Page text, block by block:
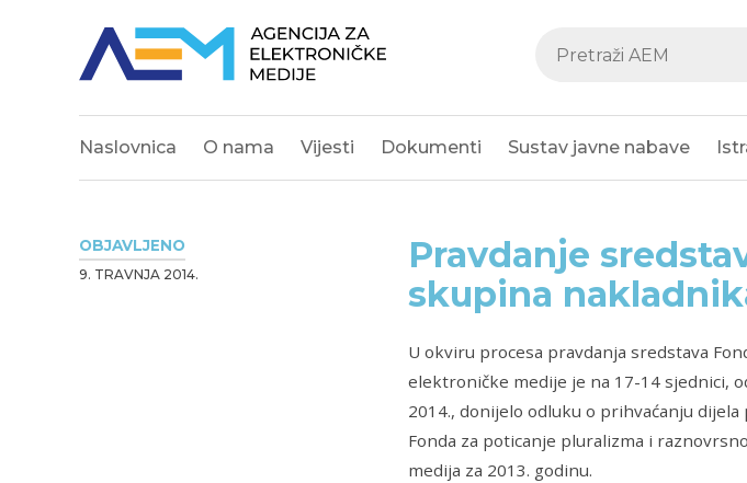
Naslovnica O nama Vijesti Dokumenti Sustav javne nabave
OBJAVLJENO
9. TRAVNJA 2014.
Pravdanje
skupina
U okviru procesa pravdanja sredstava
elektroničke medije je na 17-14 sjednici,
2014., donijelo odluku o prihvaćanju dijela
Fonda za poticanje pluralizma i
medija za 2013. godinu.